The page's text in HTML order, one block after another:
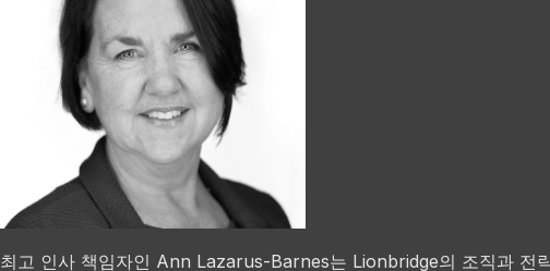
최고 인사 책임자인 Ann Lazarus-Barnes는 Lionbridge의 조직과 전